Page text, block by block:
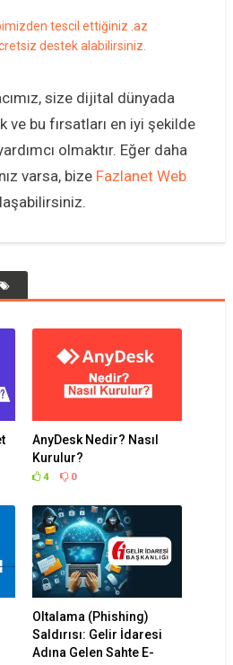
tescil ettiğiniz .az
destek alabilirsiniz.
size dijital dünyada
ve bu fırsatları en iyi şekilde
olmaktır. Eğer daha
varsa, bize Fazlanet Web
AnyDesk Nedir? Nasıl
Kurulur?
4 0
Oltalama (Phishing)
Saldırısı: Gelir İdaresi
Adına Gelen Sahte E-